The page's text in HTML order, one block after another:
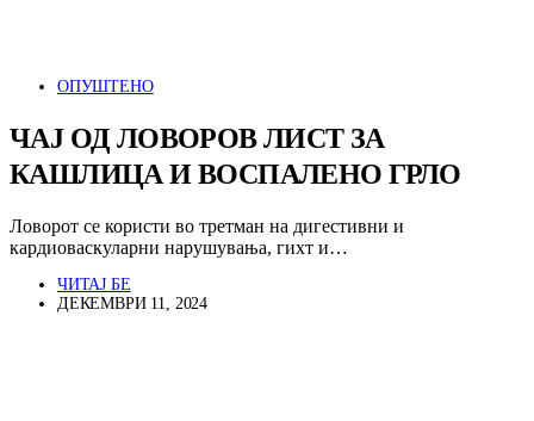
ОПУШТЕНО
ЧАЈ ОД ЛОВОРОВ ЛИСТ ЗА
КАШЛИЦА И ВОСПАЛЕНО ГРЛО
Ловорот се користи во третман на дигестивни и
кардиоваскуларни нарушувања, гихт и…
ЧИТАЈ БЕ
ДЕКЕМВРИ 11, 2024